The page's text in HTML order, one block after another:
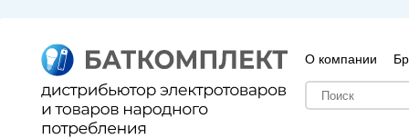
О компании